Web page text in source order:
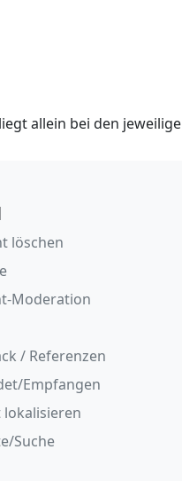
allein bei den
löschen
Moderation
/ Referenzen
Empfangen
Suche